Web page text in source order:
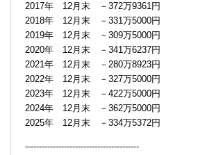
2017年 12月末 －372万9361円
2018年 12月末 －331万5000円
2019年 12月末 －309万5000円
2020年 12月末 －341万6237円
2021年 12月末 －280万8923円
2022年 12月末 －327万5000円
2023年 12月末 －422万5000円
2024年 12月末 －362万5000円
2025年 12月末 －334万5372円
-----------------------------------------